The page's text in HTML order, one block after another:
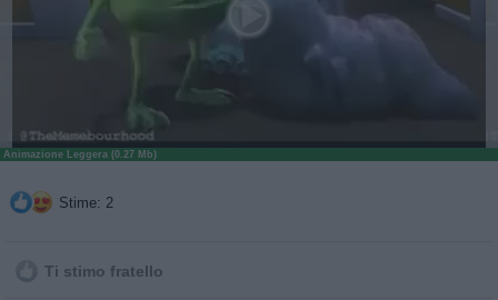
Animazione Leggera (0.27 Mb)
Stime: 2
Ti stimo fratello